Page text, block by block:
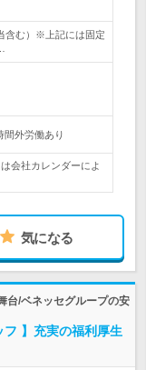
含む）※上記には固定
外労働あり
会社カレンダーによ
気になる
台/ベネッセグループの安
フ 】充実の福利厚生